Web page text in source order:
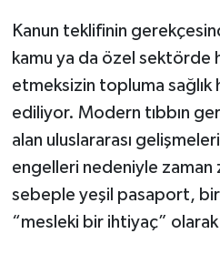
Kanun teklifinin
kamu ya da özel sektörde
etmeksizin topluma
ediliyor. Modern tıbbın
alan uluslararası
engelleri nedeniyle zaman
sebeple yeşil pasaport, bir
“mesleki bir ihtiyaç” olarak